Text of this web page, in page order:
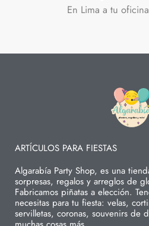
En Lima a tu
ARTÍCULOS PARA FIESTAS
Algarabía Party Shop, es una
sorpresas, regalos y arreglos de
Fabricamos piñatas a elección.
necesitas para tu fiesta: velas,
servilletas, coronas, souvenirs de